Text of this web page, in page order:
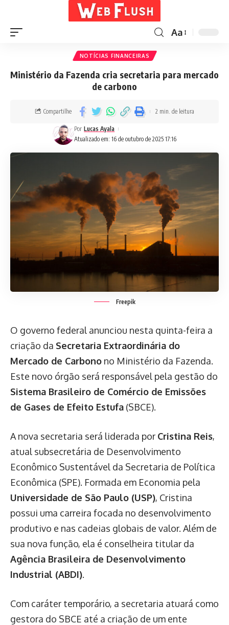
Aa
NOTÍCIAS FINANCEIRAS
Ministério da Fazenda cria secretaria para mercado
de carbono
Atualizado em: 16 de outubro de 2025 17:16
Por Lucas Ayala
Compartilhe 2 min. de leitura
Freepik
O governo federal anunciou nesta quinta-feira a
criação da Secretaria Extraordinária do
Mercado de Carbono no Ministério da Fazenda.
Este novo órgão será responsável pela gestão do
Sistema Brasileiro de Comércio de Emissões
de Gases de Efeito Estufa (SBCE).
A nova secretaria será liderada por Cristina Reis,
atual subsecretária de Desenvolvimento
Econômico Sustentável da Secretaria de Política
Econômica (SPE). Formada em Economia pela
Universidade de São Paulo (USP), Cristina
possui uma carreira focada no desenvolvimento
produtivo e nas cadeias globais de valor. Além de
sua nova função, ela é conselheira titular da
Agência Brasileira de Desenvolvimento
Industrial (ABDI).
Com caráter temporário, a secretaria atuará como
gestora do SBCE até a criação de um ente